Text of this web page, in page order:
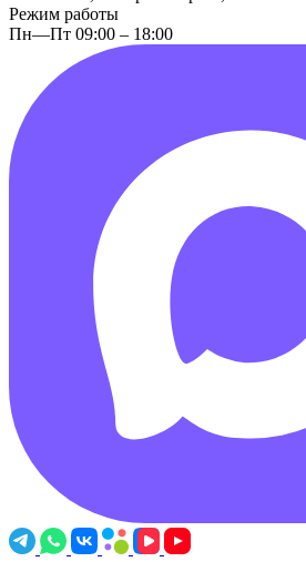
Режим работы
Пн—Пт 09:00 – 18:00